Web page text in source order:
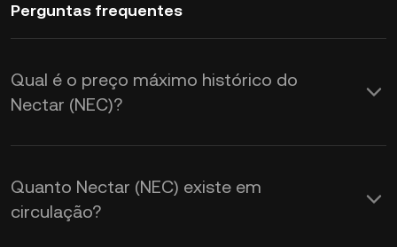
Perguntas frequentes
Qual é o preço máximo histórico do
Nectar (NEC)?
Quanto Nectar (NEC) existe em
circulação?